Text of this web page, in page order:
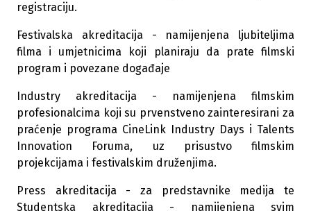
registraciju.
Festivalska akreditacija - namijenjena ljubiteljima
filma i umjetnicima koji planiraju da prate filmski
program i povezane događaje
Industry akreditacija - namijenjena filmskim
profesionalcima koji su prvenstveno zainteresirani za
praćenje programa CineLink Industry Days i Talents
Innovation Foruma, uz prisustvo filmskim
projekcijama i festivalskim druženjima.
Press akreditacija - za predstavnike medija te
Studentska akreditacija - namijenjena svim